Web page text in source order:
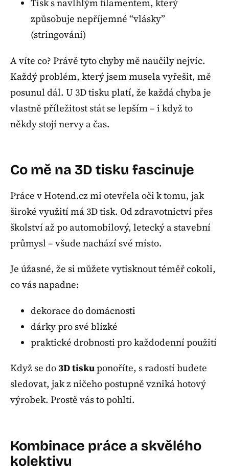
Tisk s navlhlým filamentem, který
způsobuje nepříjemné “vlásky”
(stringování)
A víte co? Právě tyto chyby mě naučily nejvíc.
Každý problém, který jsem musela vyřešit, mě
posunul dál. U 3D tisku platí, že každá chyba je
vlastně příležitost stát se lepším – i když to
někdy stojí nervy a čas.
Co mě na 3D tisku fascinuje
Práce v Hotend.cz mi otevřela oči k tomu, jak
široké využití má 3D tisk. Od zdravotnictví přes
školství až po automobilový, letecký a stavební
průmysl – všude nachází své místo.
Je úžasné, že si můžete vytisknout téměř cokoli,
co vás napadne:
dekorace do domácnosti
dárky pro své blízké
praktické drobnosti pro každodenní použití
Když se do 3D tiskuponoříte, s radostí budete
sledovat, jak z ničeho postupně vzniká hotový
výrobek. Prostě vás to pohltí.
Kombinace práce a skvělého
kolektivu